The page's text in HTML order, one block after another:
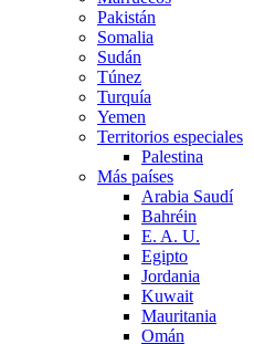
Pakistán
Somalia
Sudán
Túnez
Turquía
Yemen
Territorios especiales
Palestina
Más países
Arabia Saudí
Bahréin
E. A. U.
Egipto
Jordania
Kuwait
Mauritania
Omán